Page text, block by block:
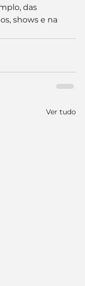
das
shows e na
Ver tudo